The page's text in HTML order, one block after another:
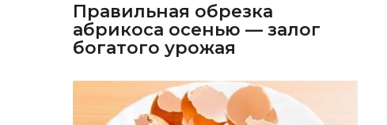
Правильная обрезка
абрикоса осенью — залог
богатого урожая